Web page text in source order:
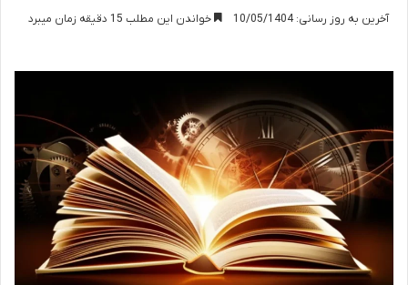
آخرین به روز رسانی: 10/05/1404 خواندن این مطلب 15 دقیقه زمان میبرد